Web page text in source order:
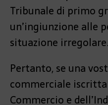
Tribunale di primo
un’ingiunzione alle
situazione irregolare.
Pertanto, se una
commerciale
Commercio e